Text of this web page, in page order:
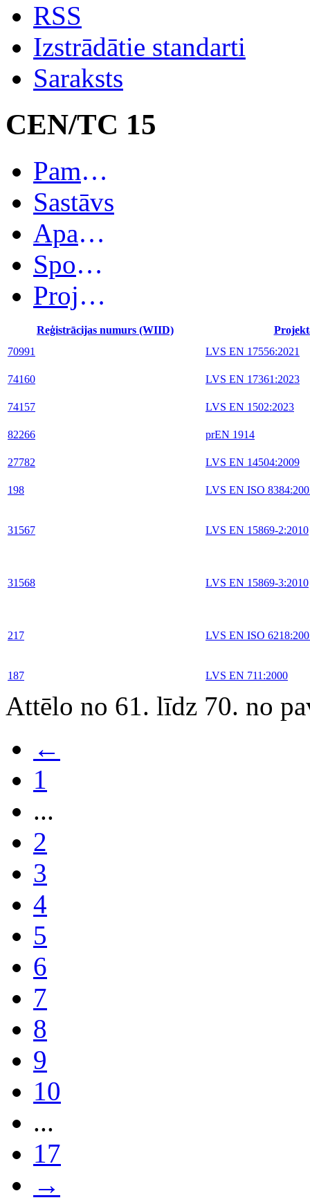
RSS
Izstrādātie standarti
Saraksts
CEN/TC 15
Pamatinformācija
Sastāvs
Apakškomitejas
Spoguļkomitejas
Projekti
Reģistrācijas numurs (WIID)
70991
LVS EN 17556:2021
74160 LVS EN 17361:2023
74157 LVS EN 1502:2023
82266 prEN 1914
27782 LVS EN 14504:2009
198 LVS EN ISO
31567 LVS EN 15869-2:2010
31568 LVS EN 15869-3:2010
217 LVS EN ISO
187 LVS EN 711:2000
Attēlo no 61. līdz 70. no
←
1
...
2
3
4
5
6
7
8
9
10
...
17
→